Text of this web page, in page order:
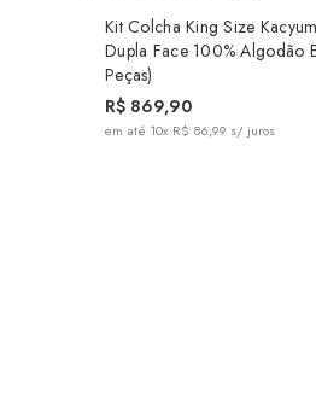
Kit Colcha King Size
Dupla Face 100% Algodão
Peças)
R$ 869,90
em até 10x R$ 86,99 s/ juros